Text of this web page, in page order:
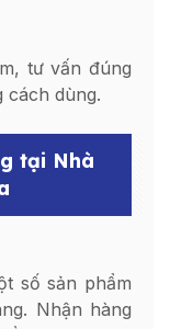
tư vấn đúng
cách dùng.
tại Nhà
số sản phẩm
Nhận hàng